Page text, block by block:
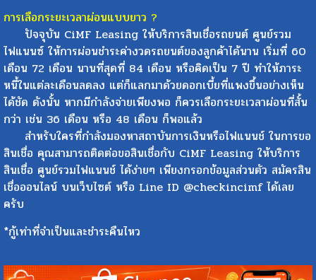
การเลือกระยะเวลาผ่อนแบบยาว ?
ปัจจุบัน CiMF Leasing ให้บริการสินเชื่อรถยนต์ ศูนย์รวม
ไฟแนนซ์ ให้การผ่อนชำระค่างวดรถยนต์ของลูกค้าได้นาน เริ่มที่ 60
เดือน 72 เดือน นานที่สุดที่ 84 เดือน หรือคิดเป็น 7 ปี ทำให้ภาระ
หนี้ในแต่ละเดือนลดลง แต่ก็แลกมาด้วยดอกเบี้ยที่แพงขึ้นอย่างเห็น
ได้ชัด ดังนั้น หากมีกำลังจ่ายเพียงพอ ก็ควรเลือกระยะเวลาผ่อนที่สั้น
กว่า เช่น 36 เดือน หรือ 48 เดือน ก็พอแล้ว
สำหรับใครที่กำลังมองหาสถาบันการเงินหรือไฟแนนช์ ในการขอ
สินเชื่อ คุณสามารถติดต่อขอสินเชื่อกับ CiMF Leasing ให้บริการ
สินเชื่อ ศูนย์รวมไฟแนนช์ ได้ง่ายๆ เพียงกรอกข้อมูลส่วนตัว สมัครสิน
เชื่อออนไลน์ บนเว็บไซต์ หรือ Line ID @checkincimf ได้เลย
ครับ
*กู้เท่าที่จำเป็นและชำระคืนไหว